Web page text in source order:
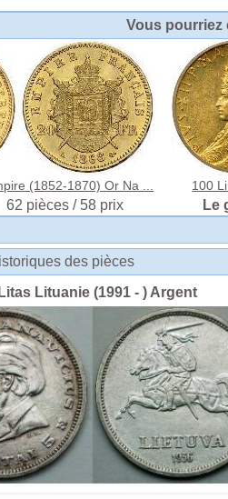
Vous pourriez
(1852-1870) Or Na ...
62 pièces / 58 prix
100
Le
des pièces
Lituanie (1991 - ) Argent